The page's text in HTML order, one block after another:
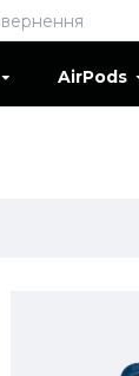
AirPods